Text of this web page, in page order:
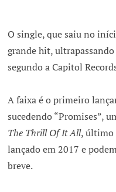
O single, que saiu no
grande hit,
segundo a Capitol
A faixa é o primeiro
sucedendo “Promises”,
The Thrill Of It All, último
lançado em 2017 e
breve.